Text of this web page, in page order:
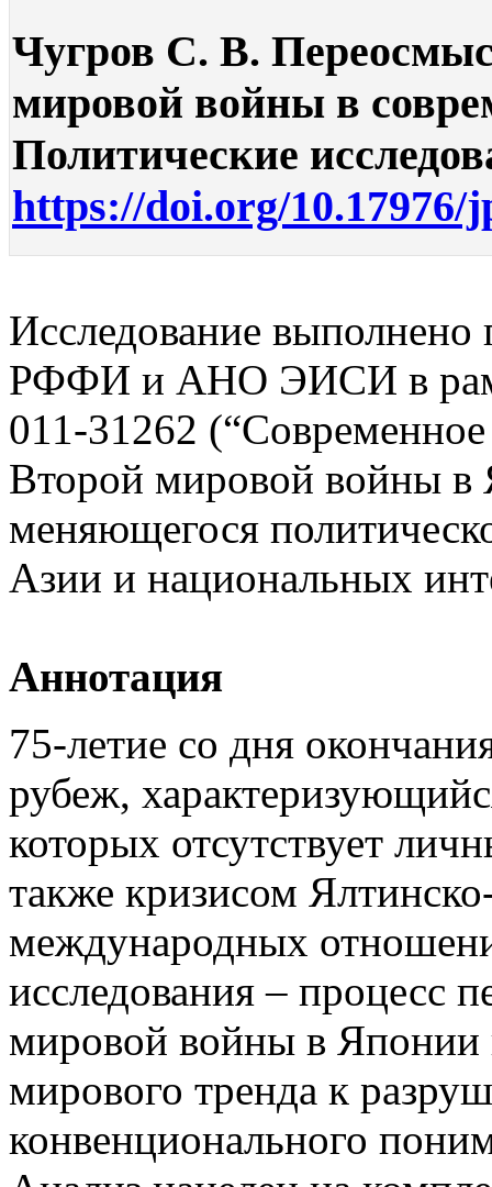
Чугров С. В.
мировой войны в
Политические
https://doi.org/10.17976/
Исследование
РФФИ и АНО ЭИСИ в
011-31262
Второй мировой войны в
меняющегося
Азии и национальных
Аннотация
75-летие со дня
рубеж,
которых отсутствует
также кризисом
международных
исследования – процесс
мировой войны в Японии
мирового тренда к
конвенционального